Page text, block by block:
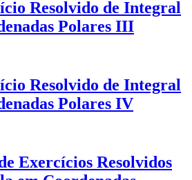
Resolvido de Integral
Polares III
Resolvido de Integral
Polares IV
Exercícios Resolvidos